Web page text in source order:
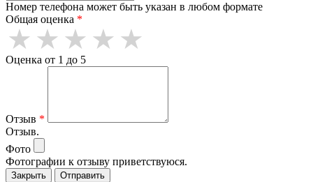
Номер телефона может быть указан в любом формате
Общая оценка *
Оценка от 1 до 5
Отзыв *
Отзыв.
Фото
Фотографии к отзыву приветствуюся.
Закрыть Отправить